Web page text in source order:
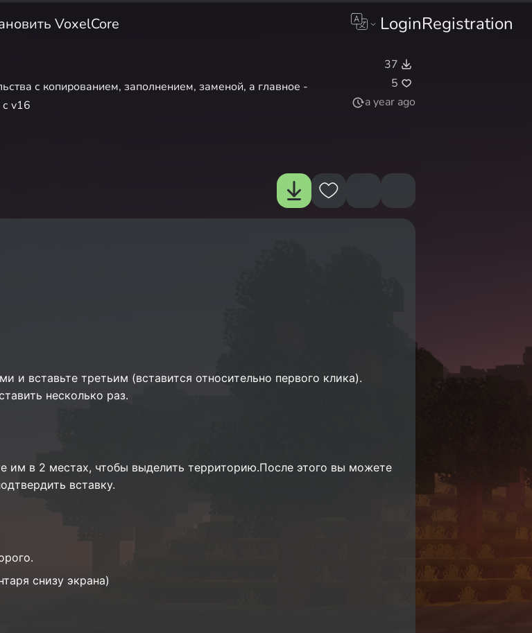
VoxelCore LoginRegistration
с копированием, заполнением, заменой, а главное -
v16
37
5
a year ago
и вставьте третьим (вставится относительно первого клика).
несколько раз.
им в 2 местах, чтобы выделить территорию.После этого вы можете
вставку.
снизу экрана)